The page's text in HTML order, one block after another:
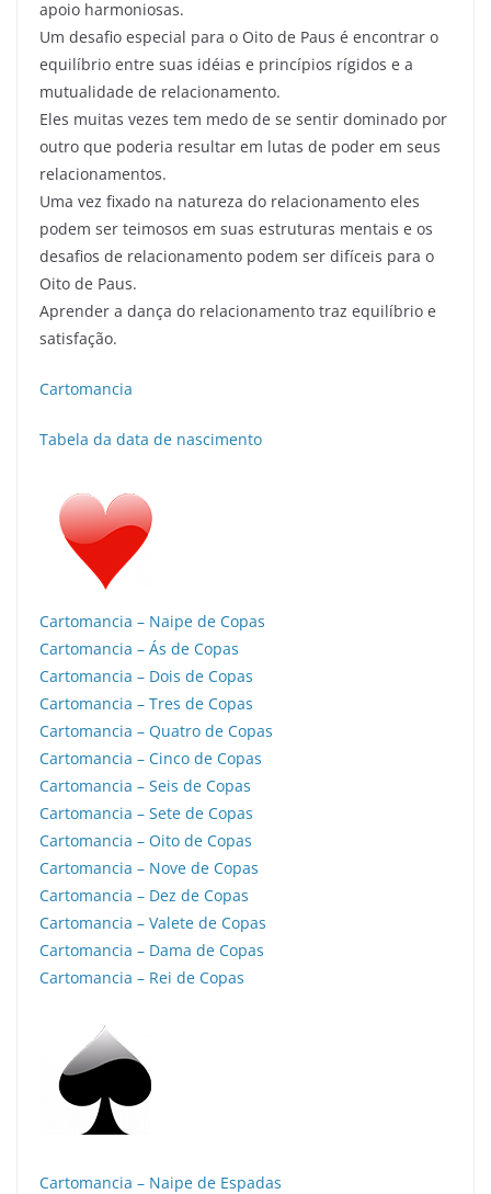
apoio harmoniosas.
Um desafio especial para o Oito de Paus é encontrar o
equilíbrio entre suas idéias e princípios rígidos e a
mutualidade de relacionamento.
Eles muitas vezes tem medo de se sentir dominado por
outro que poderia resultar em lutas de poder em seus
relacionamentos.
Uma vez fixado na natureza do relacionamento eles
podem ser teimosos em suas estruturas mentais e os
desafios de relacionamento podem ser difíceis para o
Oito de Paus.
Aprender a dança do relacionamento traz equilíbrio e
satisfação.
Cartomancia
Tabela da data de nascimento
Cartomancia – Naipe de Copas
Cartomancia – Ás de Copas
Cartomancia – Dois de Copas
Cartomancia – Tres de Copas
Cartomancia – Quatro de Copas
Cartomancia – Cinco de Copas
Cartomancia – Seis de Copas
Cartomancia – Sete de Copas
Cartomancia – Oito de Copas
Cartomancia – Nove de Copas
Cartomancia – Dez de Copas
Cartomancia – Valete de Copas
Cartomancia – Dama de Copas
Cartomancia – Rei de Copas
Cartomancia – Naipe de Espadas